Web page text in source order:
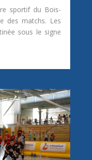
sportif du Bois-
des matchs. Les
sous le signe